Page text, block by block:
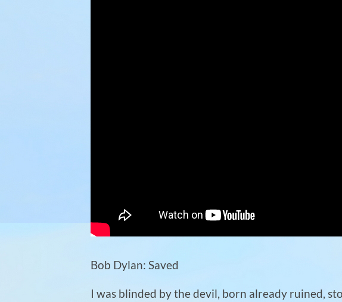
Bob Dylan: Saved
I was blinded by the devil, born already ruined,